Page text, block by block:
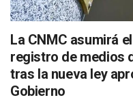
La CNMC asumirá
registro de medios
tras la nueva ley
Gobierno